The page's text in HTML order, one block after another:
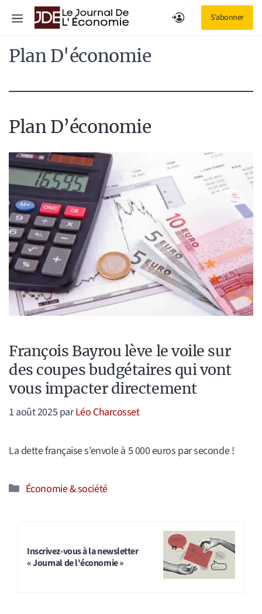
S'abonner
Menu
Plan D'économie
Plan D’économie
François Bayrou lève le voile sur
des coupes budgétaires qui vont
vous impacter directement
1 août 2025 parLéo Charcosset
La dette française s’envole à 5 000 euros par seconde !
Catégories
Économie & société
Inscrivez-vous à la newsletter
« Journal de l'économie »